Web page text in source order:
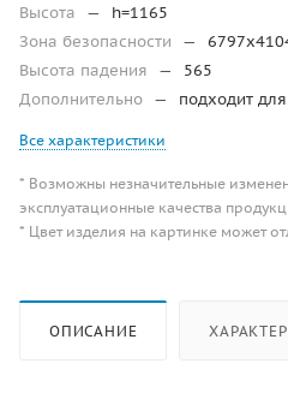
Высота
—
h=1165
Зона безопасности
—
Высота падения
—
565
Дополнительно — подходит
Все характеристики
* Возможны незначительные
эксплуатационные качества
* Цвет изделия на картинке может
ОПИСАНИЕ